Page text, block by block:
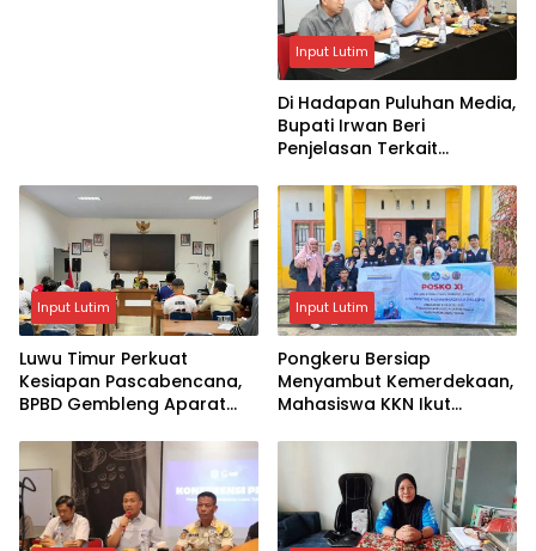
Input Lutim
Di Hadapan Puluhan Media,
Bupati Irwan Beri
Penjelasan Terkait
Input Lutim
Luwu Timur Perkuat
Kesiapan Pascabencana,
BPBD Gembleng Aparat
Input Lutim
Pongkeru Bersiap
Menyambut Kemerdekaan,
Mahasiswa KKN Ikut
17 Agustus